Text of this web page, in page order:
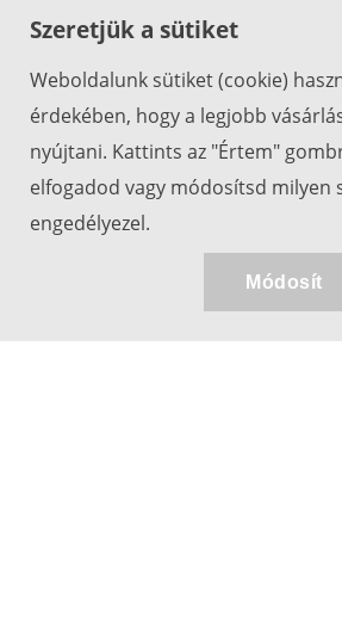
Szeretjük a sütiket
Weboldalunk sütiket (cookie)
érdekében, hogy a legjobb
nyújtani. Kattints az "Értem"
elfogadod vagy módosítsd milyen
engedélyezel.
Módosít